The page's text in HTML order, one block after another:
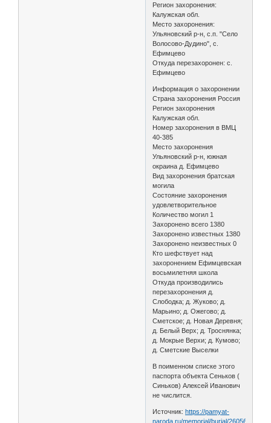
Регион захоронения:
Калужская обл.
Место захоронения:
Ульяновский р-н, с.п. "Село
Волосово-Дудино", с.
Ефимцево
Откуда перезахоронен: с.
Ефимцево
Информация о захоронении
Страна захоронения Россия
Регион захоронения
Калужская обл.
Номер захоронения в ВМЦ
40-385
Место захоронения
Ульяновский р-н, южная
окраина д. Ефимцево
Вид захоронения братская
могила
Состояние захоронения
удовлетворительное
Количество могил 1
Захоронено всего 1380
Захоронено известных 1380
Захоронено неизвестных 0
Кто шефствует над
захоронением Ефимцевская
восьмилетняя школа
Откуда производились
перезахоронения д.
Слободка; д. Жуково; д.
Марьино; д. Ожегово; д.
Сметское; д. Новая Деревня;
д. Белый Верх; д. Троснянка;
д. Мокрые Верхи; д. Кумово;
д. Сметские Выселки
В поименном списке этого
паспорта объекта Сеньков (
Синьков) Алексей Иванович
не числится.
Источник:https://pamyat-
naroda.ru/memorial/burial/260565454